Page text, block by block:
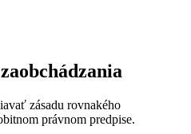
zásadu rovnakého
právnom predpise.